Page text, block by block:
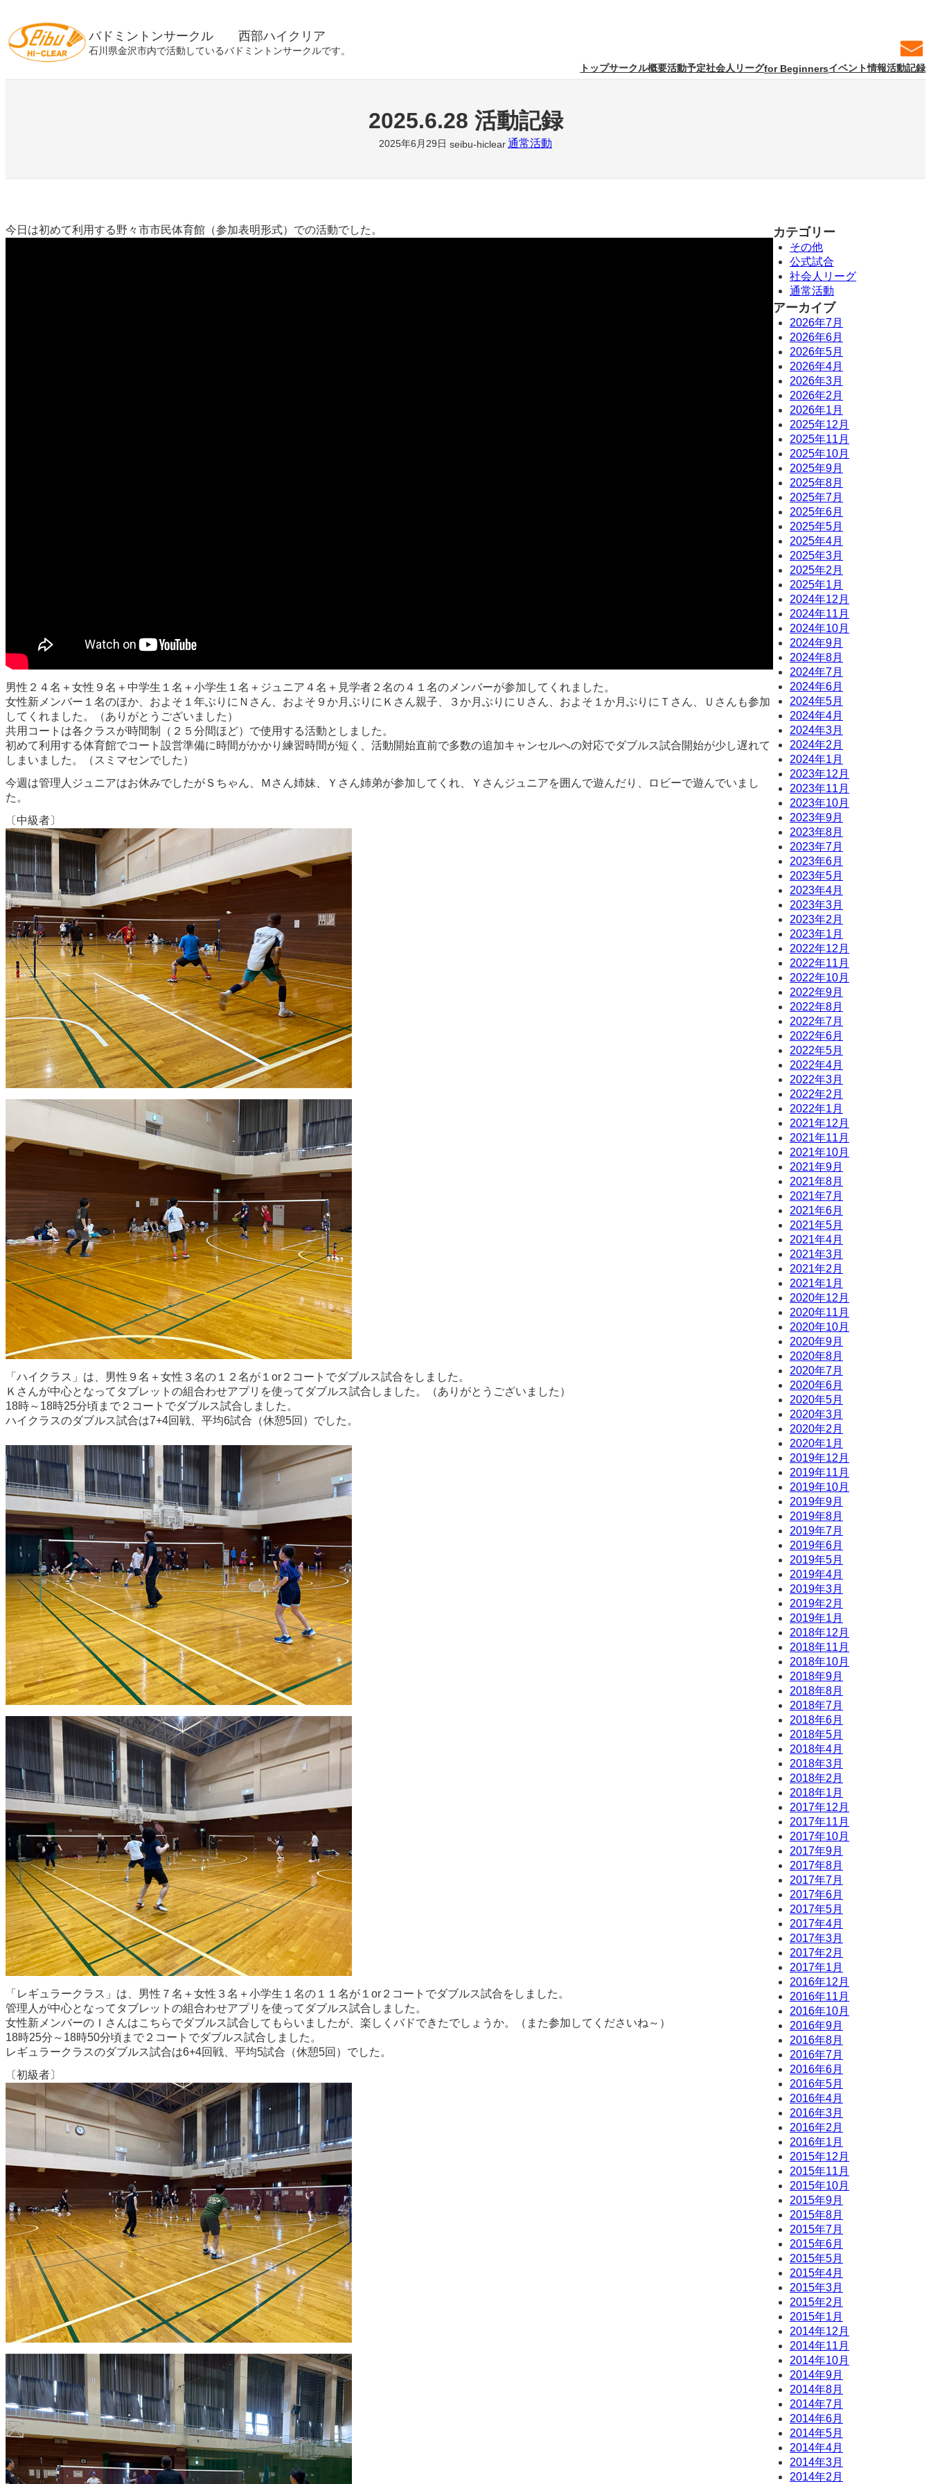
を
ス
バドミントンサークル 西部ハイクリア
石川県金沢市内で活動しているバドミントンサークルです。
トップサークル概要活動予定社会人リーグfor Beginnersイベント情報活動記録
2025.6.28 活動記録
2025年6月29日 seibu-hiclear 通常活動
今日は初めて利用する野々市市民体育館（参加表明形式）での活動でした。
男性２４名＋女性９名＋中学生１名＋小学生１名＋ジュニア４名＋見学者２名の４１名のメンバーが参加してくれました。
女性新メンバー１名のほか、およそ１年ぶりにＮさん、およそ９か月ぶりにＫさん親子、３か月ぶりにＵさん、およそ１か月ぶりにＴさん、Ｕさんも参加
してくれました。（ありがとうございました）
共用コートは各クラスが時間制（２５分間ほど）で使用する活動としました。
初めて利用する体育館でコート設営準備に時間がかかり練習時間が短く、活動開始直前で多数の追加キャンセルへの対応でダブルス試合開始が少し遅れて
しまいました。（スミマセンでした）
今週は管理人ジュニアはお休みでしたがＳちゃん、Ｍさん姉妹、Ｙさん姉弟が参加してくれ、Ｙさんジュニアを囲んで遊んだり、ロビーで遊んでいまし
た。
〔中級者〕
「ハイクラス」は、男性９名＋女性３名の１２名が１or２コートでダブルス試合をしました。
Ｋさんが中心となってタブレットの組合わせアプリを使ってダブルス試合しました。（ありがとうございました）
18時～18時25分頃まで２コートでダブルス試合しました。
ハイクラスのダブルス試合は7+4回戦、平均6試合（休憩5回）でした。
「レギュラークラス」は、男性７名＋女性３名＋小学生１名の１１名が１or２コートでダブルス試合をしました。
管理人が中心となってタブレットの組合わせアプリを使ってダブルス試合しました。
女性新メンバーのＩさんはこちらでダブルス試合してもらいましたが、楽しくバドできたでしょうか。（また参加してくださいね～）
18時25分～18時50分頃まで２コートでダブルス試合しました。
レギュラークラスのダブルス試合は6+4回戦、平均5試合（休憩5回）でした。
〔初級者〕
カテゴリー
その他
公式試合
社会人リーグ
通常活動
アーカイブ
2026年7月
2026年6月
2026年5月
2026年4月
2026年3月
2026年2月
2026年1月
2025年12月
2025年11月
2025年10月
2025年9月
2025年8月
2025年7月
2025年6月
2025年5月
2025年4月
2025年3月
2025年2月
2025年1月
2024年12月
2024年11月
2024年10月
2024年9月
2024年8月
2024年7月
2024年6月
2024年5月
2024年4月
2024年3月
2024年2月
2024年1月
2023年12月
2023年11月
2023年10月
2023年9月
2023年8月
2023年7月
2023年6月
2023年5月
2023年4月
2023年3月
2023年2月
2023年1月
2022年12月
2022年11月
2022年10月
2022年9月
2022年8月
2022年7月
2022年6月
2022年5月
2022年4月
2022年3月
2022年2月
2022年1月
2021年12月
2021年11月
2021年10月
2021年9月
2021年8月
2021年7月
2021年6月
2021年5月
2021年4月
2021年3月
2021年2月
2021年1月
2020年12月
2020年11月
2020年10月
2020年9月
2020年8月
2020年7月
2020年6月
2020年5月
2020年3月
2020年2月
2020年1月
2019年12月
2019年11月
2019年10月
2019年9月
2019年8月
2019年7月
2019年6月
2019年5月
2019年4月
2019年3月
2019年2月
2019年1月
2018年12月
2018年11月
2018年10月
2018年9月
2018年8月
2018年7月
2018年6月
2018年5月
2018年4月
2018年3月
2018年2月
2018年1月
2017年12月
2017年11月
2017年10月
2017年9月
2017年8月
2017年7月
2017年6月
2017年5月
2017年4月
2017年3月
2017年2月
2017年1月
2016年12月
2016年11月
2016年10月
2016年9月
2016年8月
2016年7月
2016年6月
2016年5月
2016年4月
2016年3月
2016年2月
2016年1月
2015年12月
2015年11月
2015年10月
2015年9月
2015年8月
2015年7月
2015年6月
2015年5月
2015年4月
2015年3月
2015年2月
2015年1月
2014年12月
2014年11月
2014年10月
2014年9月
2014年8月
2014年7月
2014年6月
2014年5月
2014年4月
2014年3月
2014年2月